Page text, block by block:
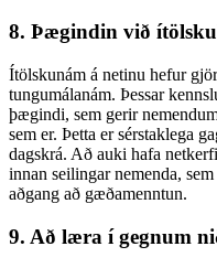
8. Þægindin við
Ítölskunám á netinu hefur
tungumálanám. Þessar
þægindi, sem gerir
sem er. Þetta er sérstaklega
dagskrá. Að auki hafa
innan seilingar nemenda,
aðgang að gæðamenntun.
9. Að læra í gegnum